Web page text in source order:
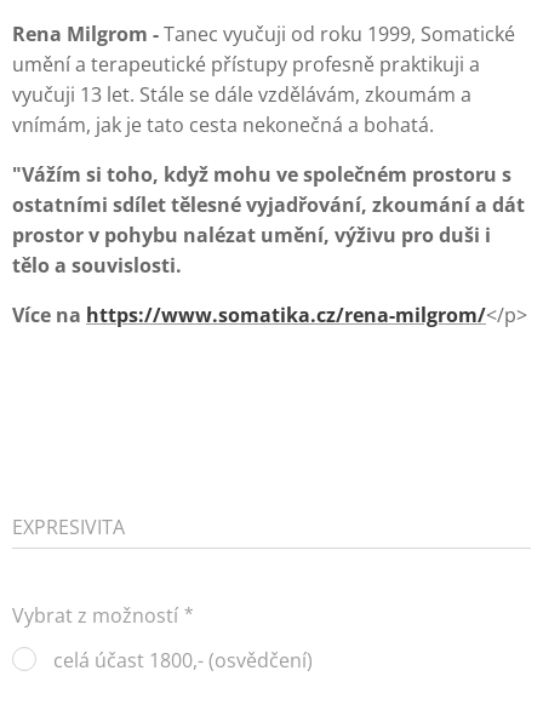
Rena Milgrom -Tanec vyučuji od roku 1999, Somatické
umění a terapeutické přístupy profesně praktikuji a
vyučuji 13 let. Stále se dále vzdělávám, zkoumám a
vnímám, jak je tato cesta nekonečná a bohatá.
"Vážím si toho, když mohu ve společném prostoru s
ostatními sdílet tělesné vyjadřování, zkoumání a dát
prostor v pohybu nalézat umění, výživu pro duši i
tělo a souvislosti.
Více na https://www.somatika.cz/rena-milgrom/</p>
EXPRESIVITA
Vybrat z možností
celá účast 1800,- (osvědčení)